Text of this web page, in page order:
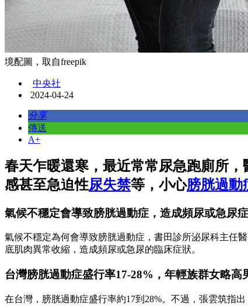
境配圖，取自freepik
中央社
2024-04-24
分享
傳送
A+
春天乍暖還寒，最近常常尿急跑廁所
感甚至急迫性尿失禁等，小心膀胱過動
氣候不穩定會導致膀胱過動症，造成頻尿或急尿
氣候不穩定為何會導致膀胱過動症，書田診所泌尿科主任
底肌肉異常收縮，造成頻尿或急尿的臨床症狀。
台灣膀胱過動症盛行率17-28%，年輕族群女略高
在台灣，膀胱過動症盛行率約17到28%。不過，張雲筑指